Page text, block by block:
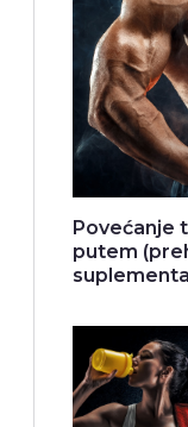
Povećanje
putem